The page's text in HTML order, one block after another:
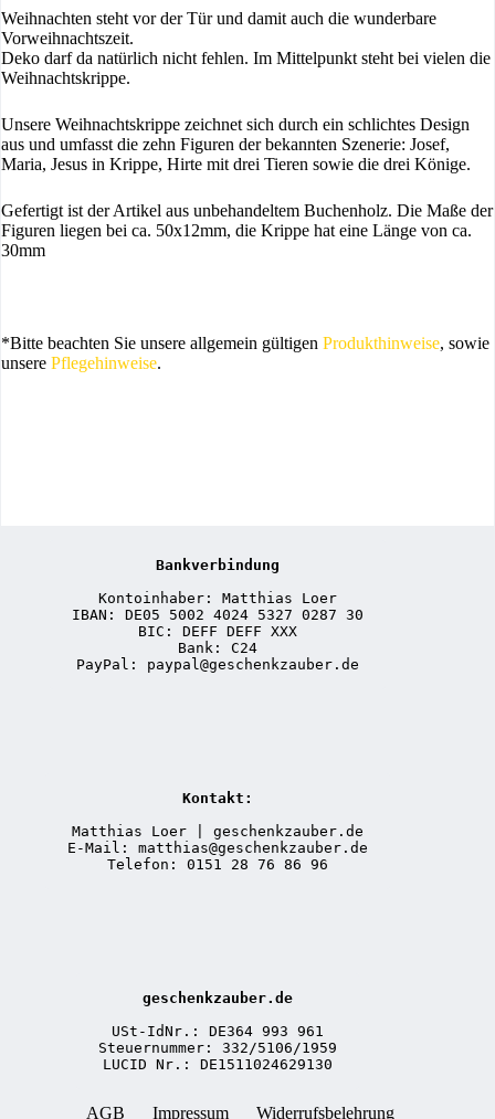
Weihnachten steht vor der Tür und damit auch die wunderbare
Vorweihnachtszeit.
Deko darf da natürlich nicht fehlen. Im Mittelpunkt steht bei vielen die
Weihnachtskrippe.
Unsere Weihnachtskrippe zeichnet sich durch ein schlichtes Design
aus und umfasst die zehn Figuren der bekannten Szenerie: Josef,
Maria, Jesus in Krippe, Hirte mit drei Tieren sowie die drei Könige.
Gefertigt ist der Artikel aus unbehandeltem Buchenholz. Die Maße der
Figuren liegen bei ca. 50x12mm, die Krippe hat eine Länge von ca.
30mm
*Bitte beachten Sie unsere allgemein gültigen Produkthinweise, sowie
unsere Pflegehinweise.
Bankverbindung
Kontoinhaber: Matthias Loer
IBAN: DE05 5002 4024 5327 0287 30
BIC: DEFF DEFF XXX
Bank: C24
PayPal: paypal@geschenkzauber.de
Kontakt:
Matthias Loer | geschenkzauber.de
E-Mail: matthias@geschenkzauber.de
Telefon: 0151 28 76 86 96
geschenkzauber.de
USt-IdNr.: DE364 993 961
Steuernummer: 332/5106/1959
LUCID Nr.: DE1511024629130
AGB Impressum Widerrufsbelehrung